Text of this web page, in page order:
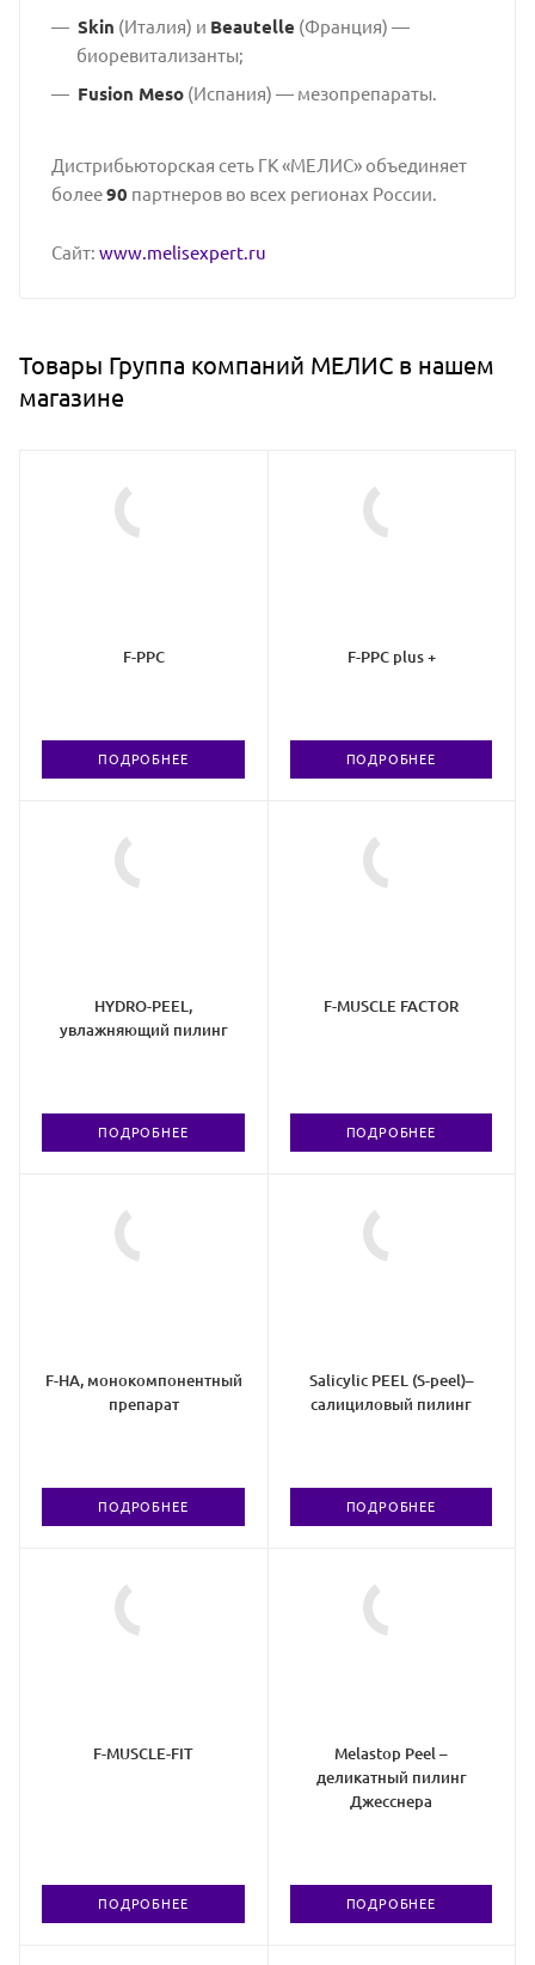
Skin (Италия) и Beautelle (Франция) —
биоревитализанты;
Fusion Meso(Испания) — мезопрепараты.
Дистрибьюторская сеть ГК «МЕЛИС» объединяет
более90 партнеров во всех регионах России.
Сайт: www.melisexpert.ru
Товары Группа компаний МЕЛИС в нашем
магазине
F-PPC
ПОДРОБНЕЕ
F-PPC plus +
ПОДРОБНЕЕ
HYDRO-PEEL,
увлажняющий пилинг
ПОДРОБНЕЕ
F-MUSCLE FACTOR
ПОДРОБНЕЕ
F-HA, монокомпонентный
препарат
ПОДРОБНЕЕ
Salicylic PEEL (S-peel)–
салициловый пилинг
ПОДРОБНЕЕ
F-MUSCLE-FIT
ПОДРОБНЕЕ
Melastop Peel –
деликатный пилинг
Джесснера
ПОДРОБНЕЕ